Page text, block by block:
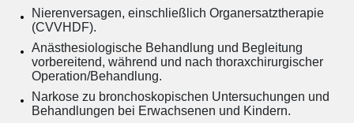
Nierenversagen, einschließlich Organersatztherapie
(CVVHDF).
Anästhesiologische Behandlung und Begleitung
vorbereitend, während und nach thoraxchirurgischer
Operation/Behandlung.
Narkose zu bronchoskopischen Untersuchungen und
Behandlungen bei Erwachsenen und Kindern.